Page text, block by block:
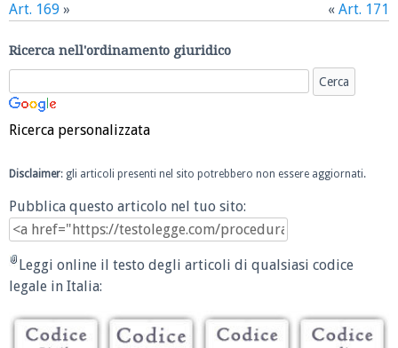
Art. 169 » « Art. 171
Ricerca nell'ordinamento giuridico
Ricerca personalizzata
Disclaimer: gli articoli presenti nel sito potrebbero non essere aggiornati.
Pubblica questo articolo nel tuo sito:
Leggi online il testo degli articoli di qualsiasi codice
legale in Italia: